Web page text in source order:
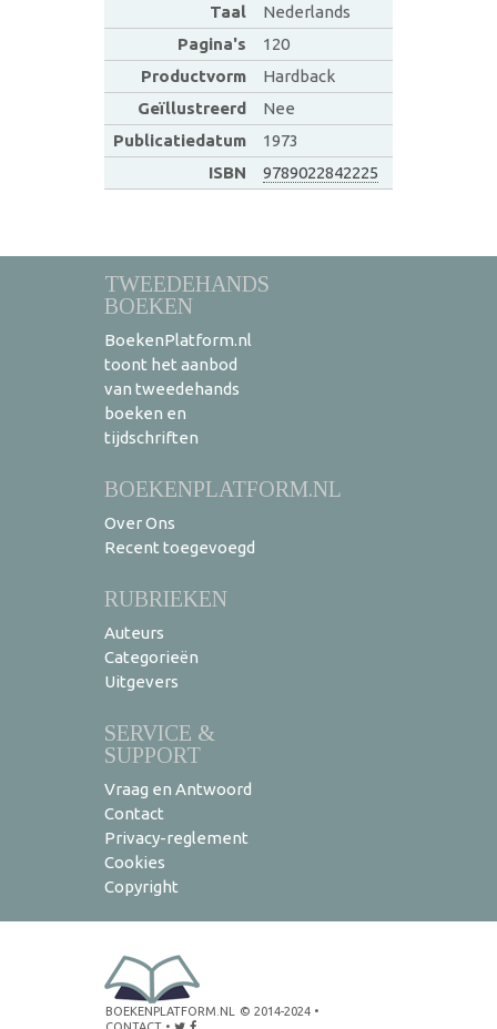
Taal
Nederlands
Pagina's
120
Productvorm
Hardback
Geïllustreerd
Nee
Publicatiedatum
1973
ISBN
9789022842225
TWEEDEHANDS
BOEKEN
BoekenPlatform.nl
toont het aanbod
van tweedehands
boeken en
tijdschriften
BOEKENPLATFORM.NL
Over Ons
Recent toegevoegd
RUBRIEKEN
Auteurs
Categorieën
Uitgevers
SERVICE &
SUPPORT
Vraag en Antwoord
Contact
Privacy-reglement
Cookies
Copyright
BOEKENPLATFORM.NL © 2014-2024 •
CONTACT •